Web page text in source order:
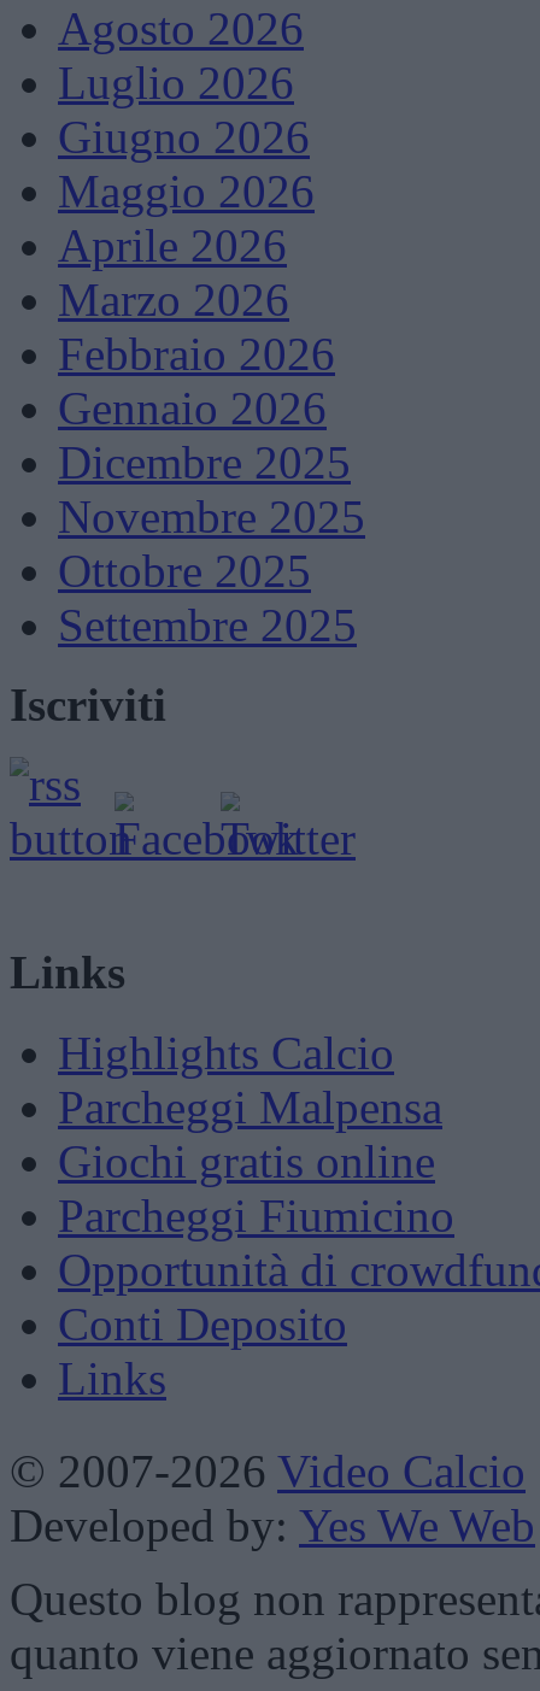
Agosto 2026
Luglio 2026
Giugno 2026
Maggio 2026
Aprile 2026
Marzo 2026
Febbraio 2026
Gennaio 2026
Dicembre 2025
Novembre 2025
Ottobre 2025
Settembre 2025
Iscriviti
Links
Highlights Calcio
Parcheggi Malpensa
Giochi gratis online
Parcheggi Fiumicino
Opportunità di
Conti Deposito
Links
© 2007-2026 Video Calcio
Developed by: Yes We Web
Questo blog non
quanto viene aggiornato